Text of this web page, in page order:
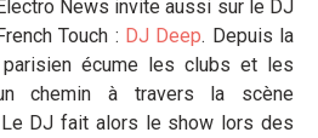
News invite aussi sur le DJ
Touch : DJ Deep. Depuis la
écume les clubs et les
chemin à travers la scène
DJ fait alors le show lors des